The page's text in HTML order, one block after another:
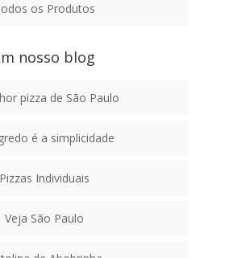
os Produtos
nosso blog
pizza de São Paulo
é a simplicidade
Pizzas Individuais
Veja São Paulo